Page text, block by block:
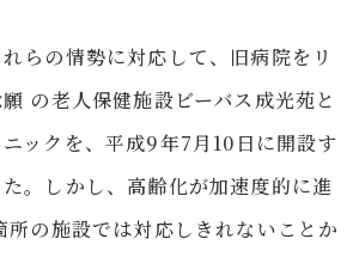
らの情勢に対応して、旧病院をリ
の老人保健施設ビーバス成光苑と
ックを、平成9年7月10日に開設す
。しかし、高齢化が加速度的に進
の施設では対応しきれないことか